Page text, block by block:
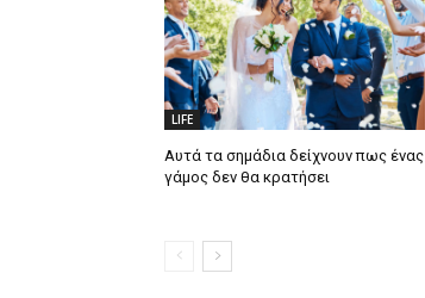
LIFE
Αυτά τα σημάδια δείχνουν πως ένας
γάμος δεν θα κρατήσει